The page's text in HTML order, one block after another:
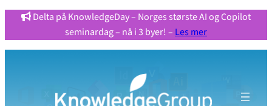
Hopp
til
Delta på KnowledgeDay – Norges største AI og Copilot
seminardag – nå i 3 byer! – Les mer